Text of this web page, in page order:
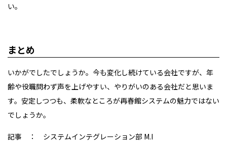
い。
まとめ
いかがでしたでしょうか。今も変化し続けている会社ですが、年
齢や役職問わず声を上げやすい、やりがいのある会社だと思いま
す。安定しつつも、柔軟なところが再春館システムの魅力ではない
でしょうか。
記事 ： システムインテグレーション部 M.I